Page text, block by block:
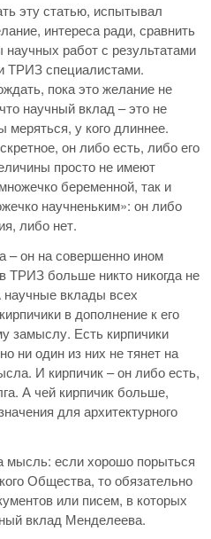
эту статью, испытывал
интереса ради, сравнить
работ с результатами
ТРИЗ специалистами.
пока это желание не
научный вклад – это не
меряться, у кого длиннее.
он либо есть, либо его
просто не имеют
беременной, так и
научненьким»: он либо
либо нет.
– он на совершенно ином
ТРИЗ больше никто никогда не
вклады всех
в дополнение к его
замыслу. Есть кирпичики
ни один из них не тянет на
И кирпичик – он либо есть,
А чей кирпичик больше,
для архитектурного
мысль: если хорошо порыться
Общества, то обязательно
или писем, в которых
вклад Менделеева.